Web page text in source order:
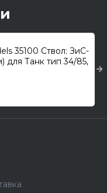
35100 Ствол: ЗиС-
для Танк тип 34/85,